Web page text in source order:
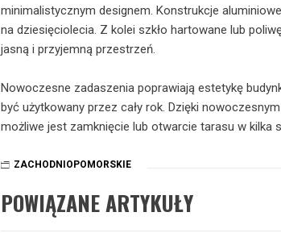
minimalistycznym designem. Konstrukcje
na dziesięciolecia. Z kolei szkło hartowane lub
jasną i przyjemną przestrzeń.
Nowoczesne zadaszenia poprawiają estetykę
być użytkowany przez cały rok. Dzięki
możliwe jest zamknięcie lub otwarcie tarasu w kilka
ZACHODNIOPOMORSKIE
POWIĄZANE ARTYKUŁY